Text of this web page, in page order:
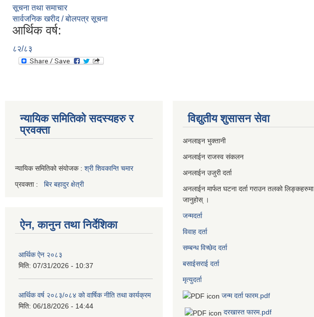
सूचना तथा समाचार
सार्वजनिक खरीद / बोलपत्र सूचना
आर्थिक वर्ष:
८२/८३
न्यायिक समितिको सदस्यहरु र
प्रवक्ता
न्यायिक समितिको संयोजक : श्री शिवकान्ति चमार
प्रवक्ता : बिर बहादुर क्षेत्री
ऐन, कानुन तथा निर्देशिका
आर्थिक ऐन २०८३
मिति: 07/31/2026 - 10:37
आर्थिक वर्ष २०८३/०८४ को वार्षिक नीति तथा कार्यक्रम
मिति: 06/18/2026 - 14:44
विद्युतीय शुसासन सेवा
अनलाइन भुक्तानी
अनलाईन राजस्व संकलन
अनलाईन उजुरी दर्ता
अनलाईन मार्फत घटना दर्ता गराउन तलको लिङ्कहरुमा
जानुहोस् ।
जन्मदर्ता
विवाह दर्ता
सम्बन्ध विच्छेद दर्ता
बसाईसराई दर्ता
मृत्युदर्ता
जन्म दर्ता फारम.pdf
दरखास्त फारम.pdf